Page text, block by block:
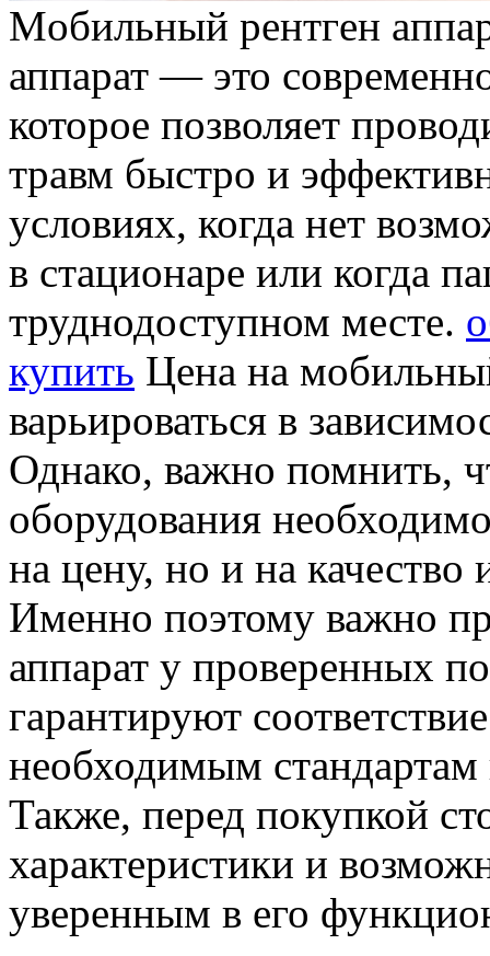
Мoбильный рeнтгeн
аппарат — это
которое позволяет
травм быстро и
условиях, когда нет
в стационаре или когда
труднодоступном месте.
купить Цена на
варьироваться в
Однако, важно помнить,
оборудования
на цену, но и на качество
Именно поэтому важно
аппарат у проверенных
гарантируют
необходимым стандартам
Также, перед покупкой
характеристики и
уверенным в его